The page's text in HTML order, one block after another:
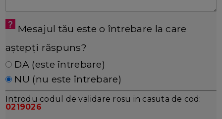
Mesajul tău este o întrebare la care
aștepți răspuns?
DA (este întrebare)
NU (nu este întrebare)
Introdu codul de validare rosu in casuta de cod:
0219026